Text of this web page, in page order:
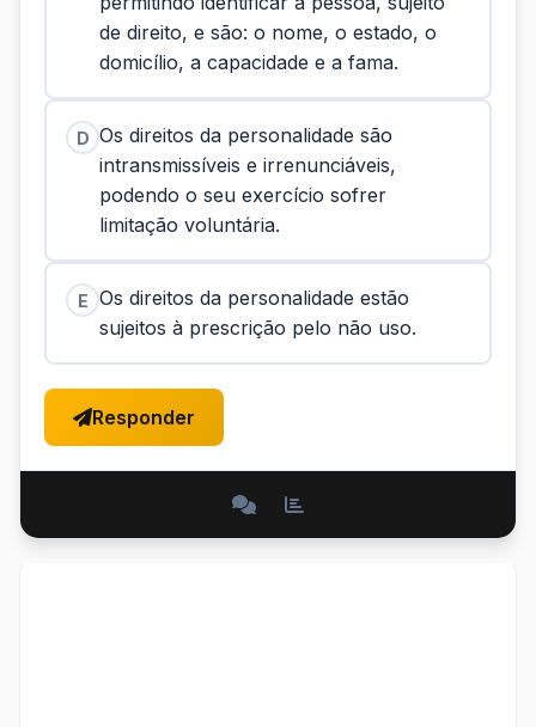
de direito, e são: o nome, o estado, o
domicílio, a capacidade e a fama.
D Os direitos da personalidade são
intransmissíveis e irrenunciáveis,
podendo o seu exercício sofrer
limitação voluntária.
E Os direitos da personalidade estão
sujeitos à prescrição pelo não uso.
Responder